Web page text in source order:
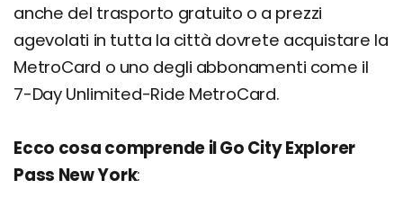
anche del trasporto gratuito o a prezzi
agevolati in tutta la città dovrete acquistare la
MetroCard o uno degli abbonamenti come il
7-Day Unlimited-Ride MetroCard.
Ecco cosa comprende il Go City Explorer
Pass New York: